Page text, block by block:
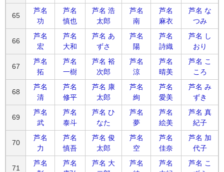
65
芦名
功
芦名
慎也
芦名 浩
太郎
芦名
南
芦名
麻衣
芦名 な
つみ
66
芦名
宏
芦名
大和
芦名 あ
ずさ
芦名
陽
芦名
詩織
芦名 し
おり
67
芦名
拓
芦名
一樹
芦名 裕
次郎
芦名
涼
芦名
晴美
芦名 こ
ころ
68
芦名
清
芦名
修平
芦名 康
太郎
芦名
絢
芦名
愛美
芦名 み
ずき
69
芦名
武
芦名
泰斗
芦名 ひ
なた
芦名
夢
芦名
絵美
芦名 真
紀子
70
芦名
力
芦名
慎吾
芦名 俊
太郎
芦名
空
芦名
佳奈
芦名 加
代子
71
芦名
芦名
芦名 大
芦名
芦名
芦名 こ